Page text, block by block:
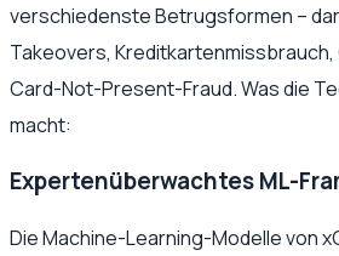
verschiedenste Betrugsformen –
Takeovers, Kreditkartenmissbrauch,
Card-Not-Present-Fraud. Was die
macht:
Expertenüberwachtes ML-
Die Machine-Learning-Modelle von